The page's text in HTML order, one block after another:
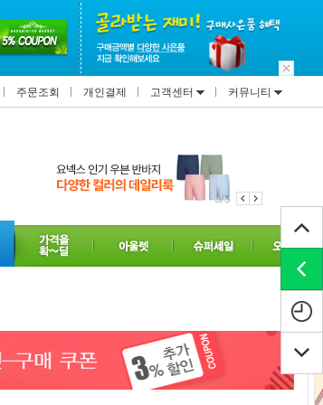
주문조회 개인결제 고객센터 커뮤니티
1/3